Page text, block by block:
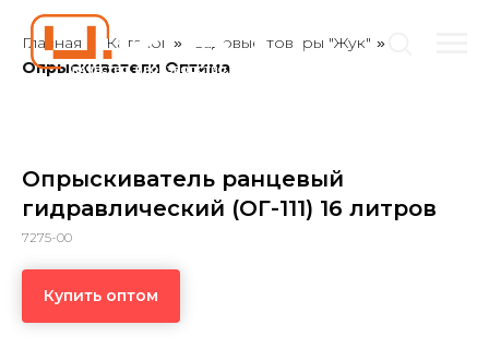
Главная Каталог » Садовые товары "Жук" »
Опрыскиватели Оптима
Опрыскиватель ранцевый
гидравлический (ОГ-111) 16 литров
7275-00
Купить оптом